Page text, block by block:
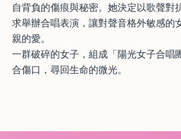
自背負的傷痕與秘密。她決定以歌聲對
求舉辦合唱表演，讓對聲音格外敏感的
親的愛。
一群破碎的女子，組成「陽光女子合唱
合傷口，尋回生命的微光。